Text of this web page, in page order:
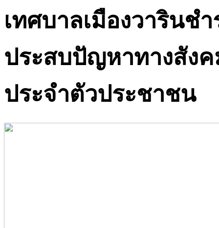
เทศบาลเมืองวารินช
ประสบปัญหาทางสัง
ประจำตัวประชาชน